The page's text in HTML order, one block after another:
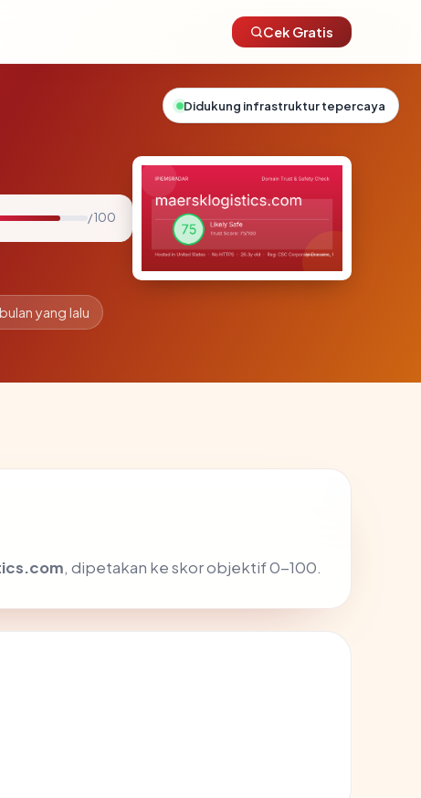
Cek Gratis
/ 100
yang lalu
, dipetakan ke skor objektif 0-100.
Didukung infrastruktur tepercaya